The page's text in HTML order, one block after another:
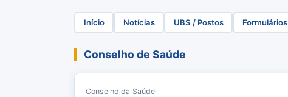
Início Notícias UBS / Postos Formulários
Conselho de Saúde
Conselho da Saúde